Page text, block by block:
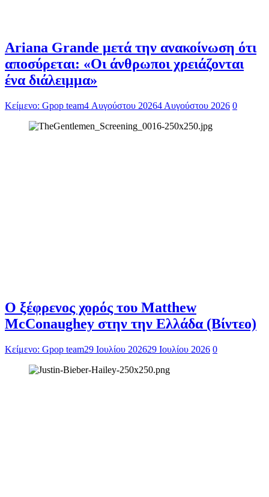
Ariana Grande μετά την ανακοίνωση ότι
αποσύρεται: «Οι άνθρωποι χρειάζονται
ένα διάλειμμα»
Κείμενο: Gpop team4 Αυγούστου 20264 Αυγούστου 2026 0
Ο ξέφρενος χορός του Matthew
McConaughey στην την Ελλάδα (Βίντεο)
Κείμενο: Gpop team29 Ιουλίου 202629 Ιουλίου 2026 0